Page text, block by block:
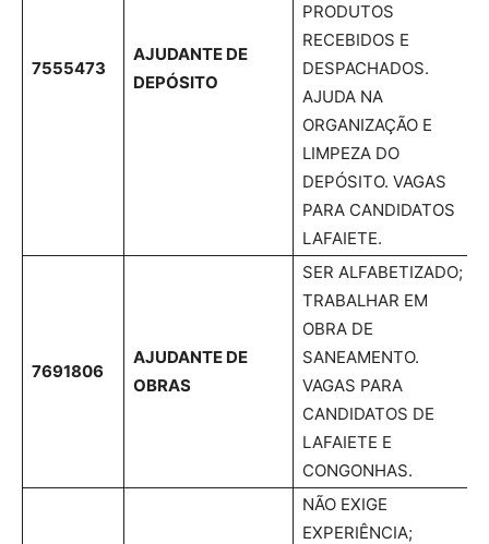
7555473
AJUDANTE DE
DEPÓSITO
PRODUTOS
RECEBIDOS E
DESPACHADOS.
AJUDA NA
ORGANIZAÇÃO E
LIMPEZA DO
DEPÓSITO. VAGAS
PARA CANDIDATOS
LAFAIETE.
7691806
AJUDANTE DE
OBRAS
SER ALFABETIZADO;
TRABALHAR EM
OBRA DE
SANEAMENTO.
VAGAS PARA
CANDIDATOS DE
LAFAIETE E
CONGONHAS.
NÃO EXIGE
EXPERIÊNCIA;